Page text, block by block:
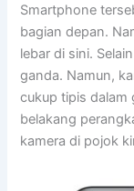
Smartphone
bagian depan.
lebar di sini.
ganda. Namun,
cukup tipis dalam
belakang
kamera di pojok